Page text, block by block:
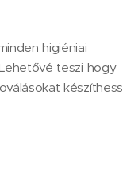
higiéniai
teszi hogy
készíthess